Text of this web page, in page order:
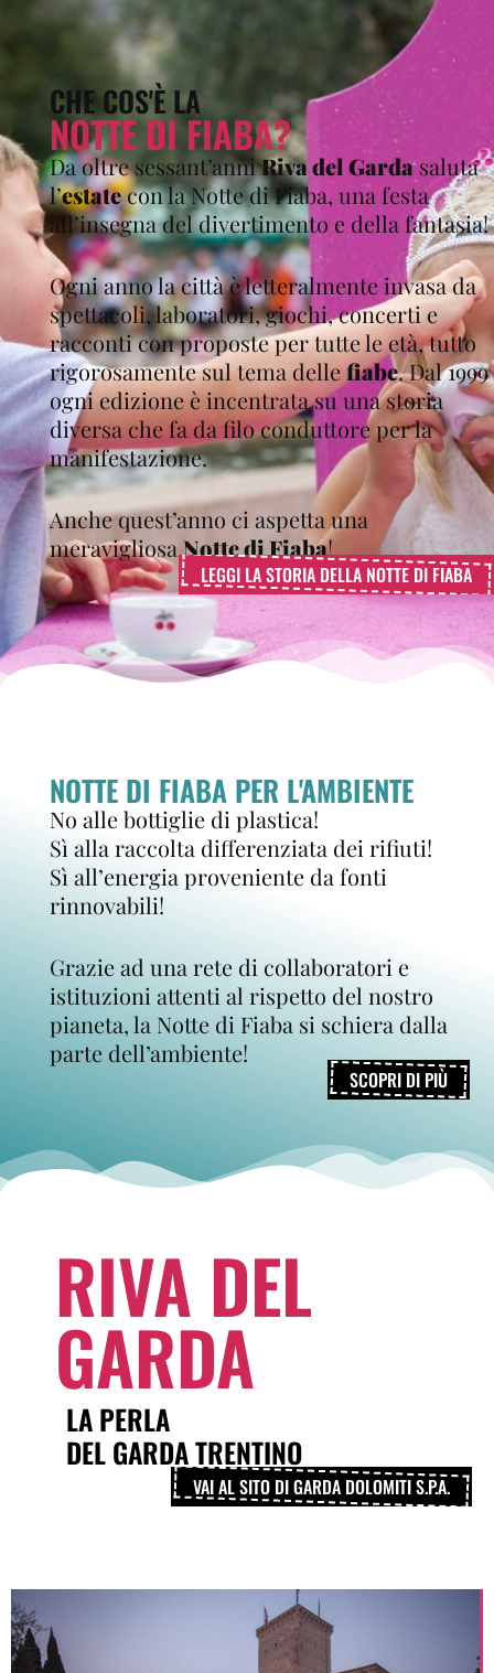
CHE COS'È LA
NOTTE DI FIABA?
Da oltre sessant’anniRiva del Gardasaluta
l’estatecon la Notte di Fiaba, una festa
all’insegna del divertimento e della fantasia!
Ogni anno la città è letteralmente invasa da
spettacoli, laboratori, giochi, concerti e
racconti con proposte per tutte le età, tutto
rigorosamente sul tema dellefiabe. Dal 1999
ogni edizione è incentrata su una storia
diversa che fa da filo conduttore per la
manifestazione.
Anche quest’anno ci aspetta una
meravigliosaNotte di Fiaba!
LEGGI LA STORIA DELLA NOTTE DI FIABA
NOTTE DI FIABA PER L'AMBIENTE
No alle bottiglie di plastica!
Sì alla raccolta differenziata dei rifiuti!
Sì all’energia proveniente da fonti
rinnovabili!
Grazie ad una rete di collaboratori e
istituzioni attenti al rispetto del nostro
pianeta, la Notte di Fiaba si schiera dalla
parte dell’ambiente!
SCOPRI DI PIÙ
RIVA DEL
GARDA
LA PERLA
DEL GARDA TRENTINO
VAI AL SITO DI GARDA DOLOMITI S.P.A.